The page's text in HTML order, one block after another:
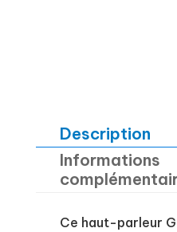
Description
Informations
Ce haut-parleur